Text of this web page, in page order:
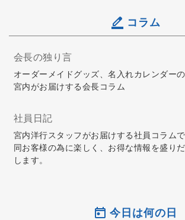
コラム
会長の独り言
オーダーメイドグッズ、名入れカレンダー
宮内がお届けする会長コラム
社員日記
宮内洋行スタッフがお届けする社員コラム
同お客様の為に楽しく、お得な情報を盛り
します。
今日は何の日